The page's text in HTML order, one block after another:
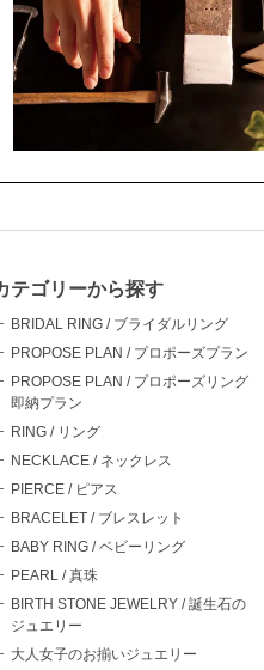
テゴリーから探す
BRIDAL RING / ブライダルリング
PROPOSE PLAN / プロポーズプラン
PROPOSE PLAN / プロポーズリング
即納プラン
RING / リング
NECKLACE / ネックレス
PIERCE / ピアス
BRACELET / ブレスレット
BABY RING / ベビーリング
PEARL / 真珠
BIRTH STONE JEWELRY / 誕生石の
ジュエリー
大人女子のお揃いジュエリー